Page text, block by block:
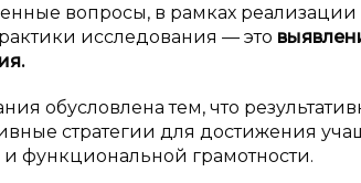
вопросы, в рамках
исследования — это
обусловлена тем, что
стратегии для достижения
функциональной грамотности.